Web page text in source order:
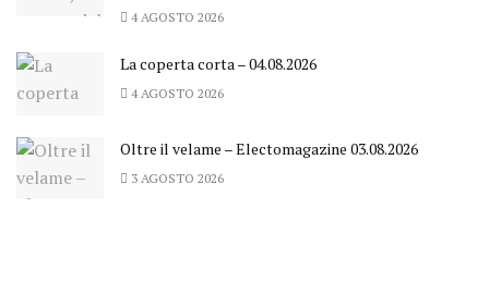
4 AGOSTO 2026
La coperta corta – 04.08.2026
4 AGOSTO 2026
Oltre il velame – Electomagazine 03.08.2026
3 AGOSTO 2026